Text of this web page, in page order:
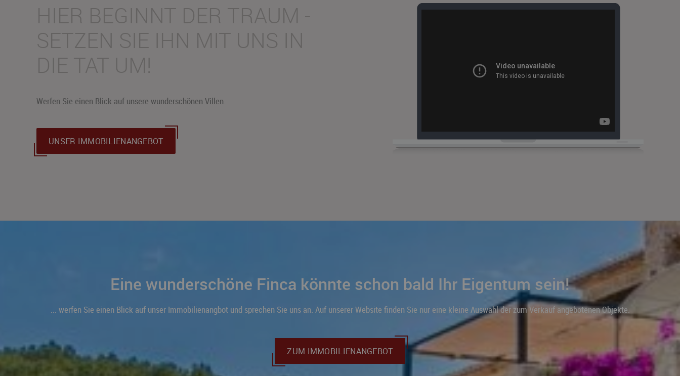
HIER BEGINNT DER TRAUM -
SETZEN SIE IHN MIT UNS IN
DIE TAT UM!
Werfen Sie einen Blick auf unsere wunderschönen Villen.
UNSER IMMOBILIENANGEBOT
Eine wunderschöne Finca könnte schon bald Ihr Eigentum sein!
... werfen Sie einen Blick auf unser Immobilienangbot und sprechen Sie uns an. Auf unserer Website finden Sie nur eine kleine Auswahl der zum Verkauf angebotenen Objekte.
ZUM IMMOBILIENANGEBOT